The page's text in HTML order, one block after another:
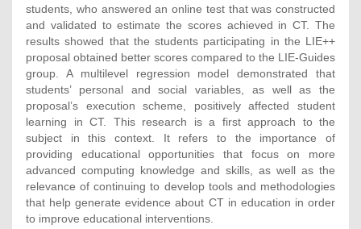
students, who answered an online test that was constructed
and validated to estimate the scores achieved in CT. The
results showed that the students participating in the LIE++
proposal obtained better scores compared to the LIE-Guides
group. A multilevel regression model demonstrated that
students’ personal and social variables, as well as the
proposal’s execution scheme, positively affected student
learning in CT. This research is a first approach to the
subject in this context. It refers to the importance of
providing educational opportunities that focus on more
advanced computing knowledge and skills, as well as the
relevance of continuing to develop tools and methodologies
that help generate evidence about CT in education in order
to improve educational interventions.